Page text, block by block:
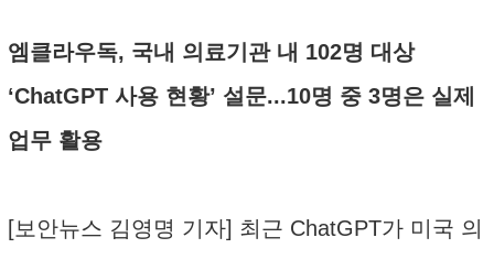
엠클라우독, 국내 의료기관 내 102명 대상
‘ChatGPT 사용 현황’ 설문...10명 중 3명은 실제
업무 활용
[보안뉴스 김영명 기자] 최근 ChatGPT가 미국 의